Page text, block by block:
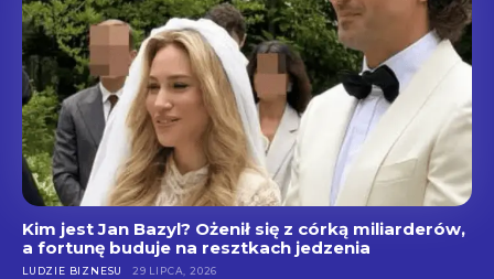
Kim jest Jan Bazyl? Ożenił się z córką miliarderów,
a fortunę buduje na resztkach jedzenia
LUDZIE BIZNESU 29 LIPCA, 2026